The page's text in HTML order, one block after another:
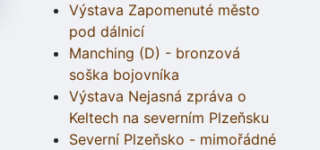
Výstava Zapomenuté město
pod dálnicí
Manching (D) - bronzová
soška bojovníka
Výstava Nejasná zpráva o
Keltech na severním Plzeňsku
Severní Plzeňsko - mimořádné